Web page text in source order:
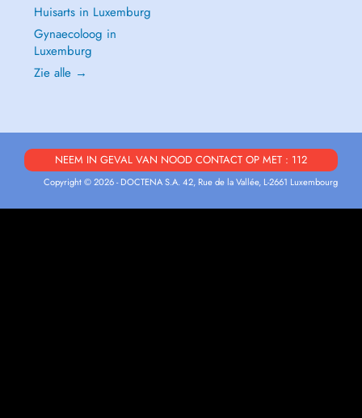
Huisarts in Luxemburg
Gynaecoloog in
Luxemburg
Zie alle →
NEEM IN GEVAL VAN NOOD CONTACT OP MET : 112
Copyright © 2026 - DOCTENA S.A. 42, Rue de la Vallée, L-2661 Luxembourg